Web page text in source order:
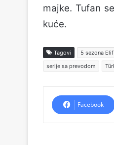
majke. Tufan
kuće.
Tagovi 5 sezona Elif
serije sa prevodom
Facebook